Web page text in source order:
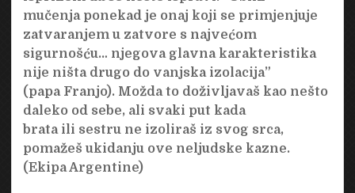
mučenja ponekad je onaj koji se primjenjuje
zatvaranjem u zatvore s najvećom
sigurnošću… njegova glavna karakteristika
nije ništa drugo do vanjska izolacija”
(papa Franjo). Možda to doživljavaš kao nešto
daleko od sebe, ali svaki put kada
brata ili sestru ne izoliraš iz svog srca,
pomažeš ukidanju ove neljudske kazne.
(Ekipa Argentine)